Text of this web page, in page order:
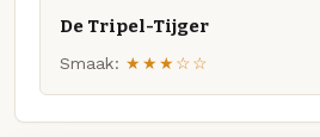
De Tripel-Tijger
Smaak: ★★★☆☆